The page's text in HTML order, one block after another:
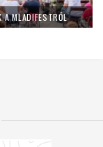
A MLADIFESTRŐL